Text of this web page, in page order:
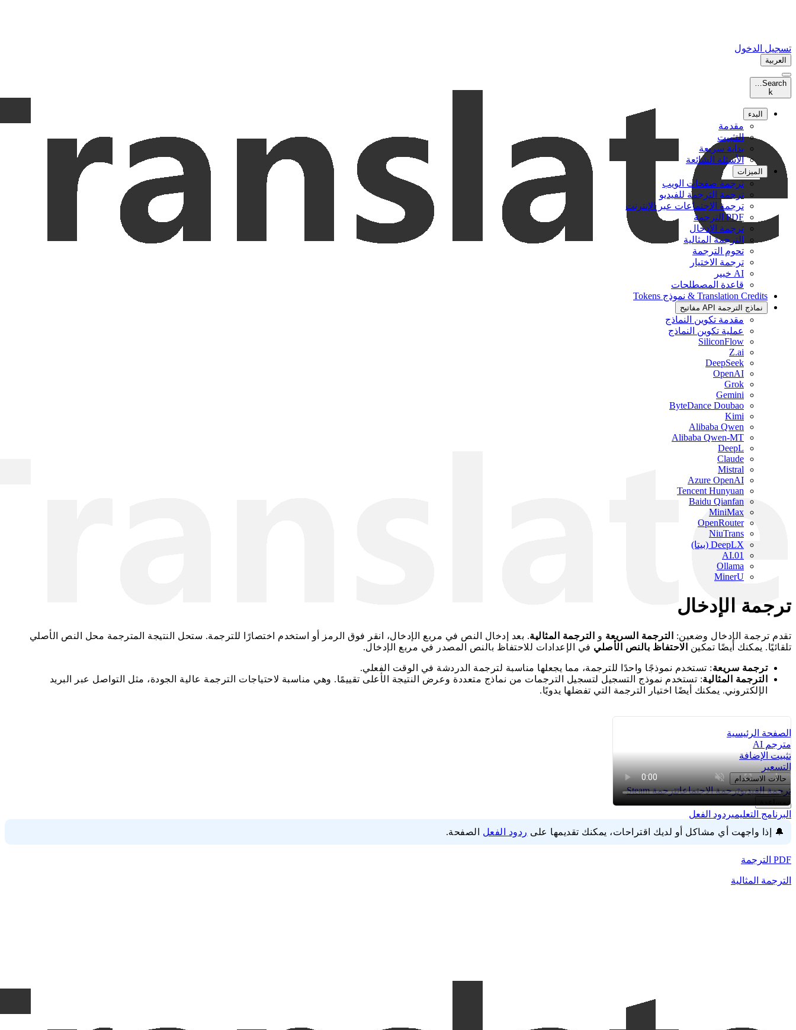
الصفحة الرئيسية
مترجم AI
تثبيت الإضافة
التسعير
حالات الاستخدام
ترجمة الفيديوترجمة الاجتماعاتترجمة Steam
مساعدة
البرنامج التعليميردود الفعل
تسجيل الدخول
العربية
Search…
k
البدء
مقدمة
التثبيت
بداية سريعة
الأسئلة الشائعة
الميزات
ترجمة صفحات الويب
ترجمة الترجمة للفيديو
ترجمة الاجتماعات عبر الإنترنت
PDF الترجمة
ترجمة الإدخال
الترجمة المثالية
تحوم الترجمة
ترجمة الاختيار
AI خبير
قاعدة المصطلحات
Translation Credits & نموذج Tokens
نماذج الترجمة API مفاتيح
مقدمة تكوين النماذج
عملية تكوين النماذج
SiliconFlow
Z.ai
DeepSeek
OpenAI
Grok
Gemini
ByteDance Doubao
Kimi
Alibaba Qwen
Alibaba Qwen-MT
DeepL
Claude
Mistral
Azure OpenAI
Tencent Hunyuan
Baidu Qianfan
MiniMax
OpenRouter
NiuTrans
DeepLX (بيتا)
01.AI
Ollama
MinerU
ترجمة الإدخال
تقدم ترجمة الإدخال وضعين: الترجمة السريعة و الترجمة المثالية. بعد إدخال النص في مربع الإدخال، انقر فوق الرمز أو استخدم اختصارًا للترجمة. ستحل النتيجة المترجمة محل النص الأصلي
تلقائيًا. يمكنك أيضًا تمكين
الاحتفاظ بالنص الأصلي في الإعدادات للاحتفاظ بالنص المصدر في مربع الإدخال.
ترجمة سريعة: تستخدم نموذجًا واحدًا للترجمة، مما يجعلها مناسبة لترجمة الدردشة في الوقت الفعلي.
الترجمة المثالية: تستخدم نموذج التسجيل لتسجيل الترجمات من نماذج متعددة وعرض النتيجة الأعلى تقييمًا. وهي مناسبة لاحتياجات الترجمة عالية الجودة، مثل التواصل عبر البريد
الإلكتروني. يمكنك أيضًا اختيار الترجمة التي تفضلها يدويًا.
🔔 إذا واجهت أي مشاكل أو لديك اقتراحات، يمكنك تقديمها على ردود الفعل الصفحة.
PDF الترجمة
الترجمة المثالية